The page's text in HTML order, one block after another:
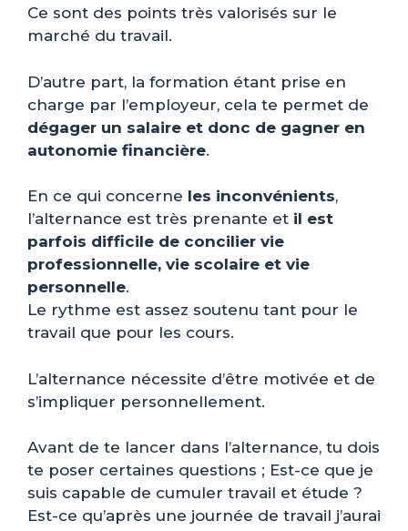
Ce sont des points très valorisés sur le
marché du travail.
D’autre part, la formation étant prise en
charge par l’employeur, cela te permet de
dégager un salaire et donc de gagner en
autonomie financière.
En ce qui concerne les inconvénients,
l’alternance est très prenante et il est
parfois difficile de concilier vie
professionnelle, vie scolaire et vie
personnelle.
Le rythme est assez soutenu tant pour le
travail que pour les cours.
L’alternance nécessite d’être motivée et de
s’impliquer personnellement.
Avant de te lancer dans l’alternance, tu dois
te poser certaines questions ; Est-ce que je
suis capable de cumuler travail et étude ?
Est-ce qu’après une journée de travail j’aurai